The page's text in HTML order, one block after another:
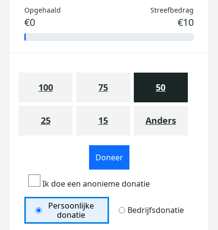
Opgehaald
€0
Streefbedrag
€10
100 75 50
25 15 Anders
Doneer
Ik doe een anonieme donatie
Persoonlijke
donatie
Bedrijfsdonatie